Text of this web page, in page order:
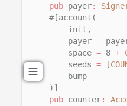
pub payer:
#[account(
init,
payer =
space = 8 +
seeds = [
bump
)]
pub counter: